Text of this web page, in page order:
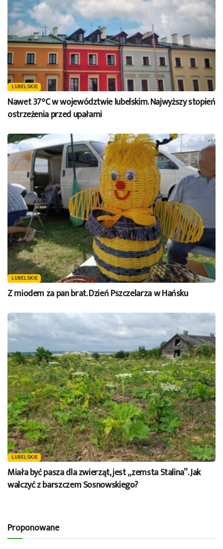
LUBELSKIE
Nawet 37°C w województwie lubelskim. Najwyższy stopień
ostrzeżenia przed upałami
LUBELSKIE
Z miodem za pan brat. Dzień Pszczelarza w Hańsku
LUBELSKIE
Miała być pasza dla zwierząt, jest „zemsta Stalina”. Jak
walczyć z barszczem Sosnowskiego?
Proponowane